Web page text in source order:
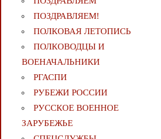
ПОЗДРАВЛЯЕМ!
ПОЛКОВАЯ ЛЕТОПИСЬ
ПОЛКОВОДЦЫ И
ВОЕНАЧАЛЬНИКИ
РГАСПИ
РУБЕЖИ РОССИИ
РУССКОЕ ВОЕННОЕ
ЗАРУБЕЖЬЕ